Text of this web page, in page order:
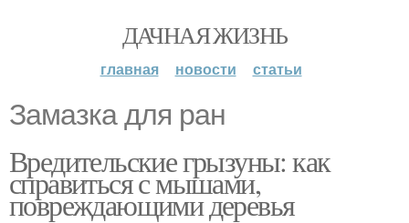
ДАЧНАЯ ЖИЗНЬ
главная новости статьи
Замазка для ран
Вредительские грызуны: как
справиться с мышами,
повреждающими деревья